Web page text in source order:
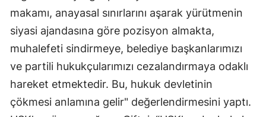
makamı, anayasal sınırlarını aşarak yürütmenin
siyasi ajandasına göre pozisyon almakta,
muhalefeti sindirmeye, belediye başkanlarımızı
ve partili hukukçularımızı cezalandırmaya odaklı
hareket etmektedir. Bu, hukuk devletinin
çökmesi anlamına gelir" değerlendirmesini yaptı.